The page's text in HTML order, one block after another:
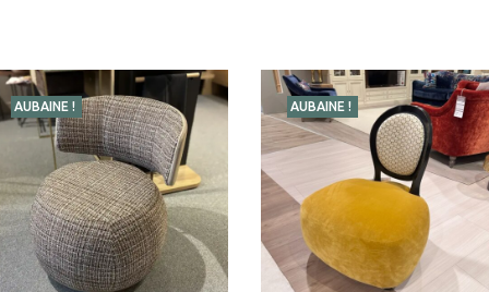
AUBAINE ! AUBAINE !